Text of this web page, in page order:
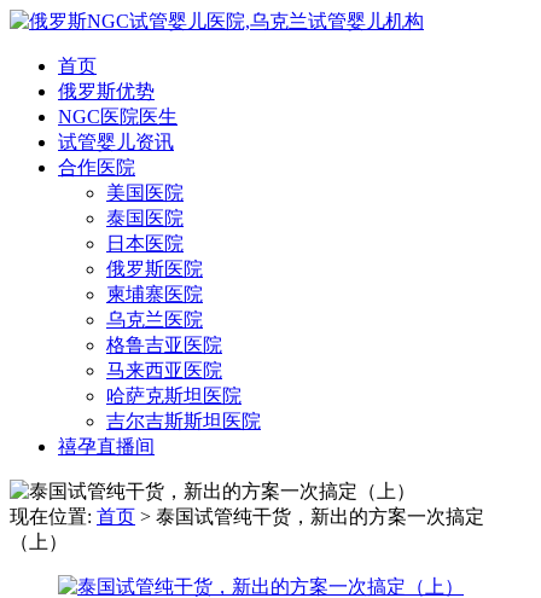
首页
俄罗斯优势
NGC医院医生
试管婴儿资讯
合作医院
美国医院
泰国医院
日本医院
俄罗斯医院
柬埔寨医院
乌克兰医院
格鲁吉亚医院
马来西亚医院
哈萨克斯坦医院
吉尔吉斯斯坦医院
禧孕直播间
现在位置: 首页 > 泰国试管纯干货，新出的方案一次搞定
（上）